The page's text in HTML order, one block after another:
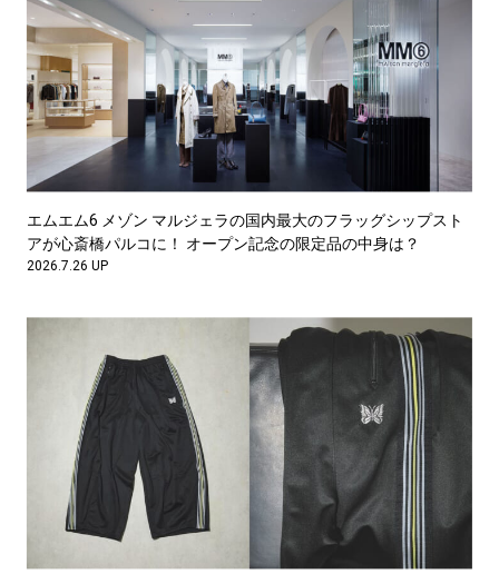
エムエム6 メゾン マルジェラの国内最大のフラッグシップスト
アが心斎橋パルコに！ オープン記念の限定品の中身は？
2026.7.26 UP